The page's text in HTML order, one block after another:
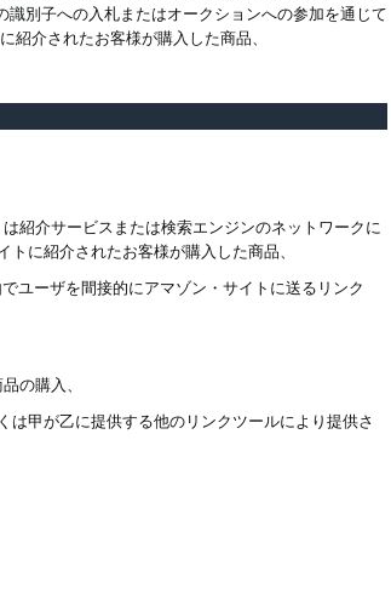
別子への入札またはオークションへの参加を通じて
紹介されたお客様が購入した商品、
紹介サービスまたは検索エンジンのネットワークに
に紹介されたお客様が購入した商品、
ユーザを間接的にアマゾン・サイトに送るリンク
の購入、
甲が乙に提供する他のリンクツールにより提供さ